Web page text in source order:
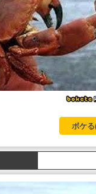
ボケる